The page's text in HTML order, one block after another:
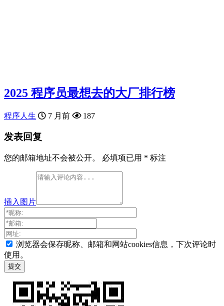
2025 程序员最想去的大厂排行榜
程序人生 7 月前 187
发表回复
您的邮箱地址不会被公开。 必填项已用 * 标注
插入图片
浏览器会保存昵称、邮箱和网站cookies信息，下次评论时
使用。